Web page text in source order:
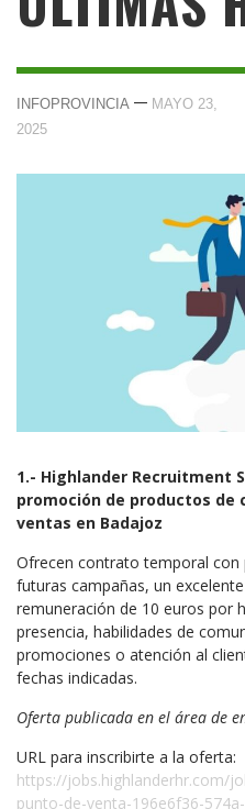
INFOPROVINCIA — MAYO 23,
2025
1.- Highlander Recruitment
promoción de productos de
ventas en Badajoz
Ofrecen contrato temporal con
futuras campañas, un
remuneración de 10 euros por
presencia, habilidades de
promociones o atención al
fechas indicadas.
Oferta publicada en el área de
URL para inscribirte a la oferta:
https://jobs.highlanderhr.com/
punto-de-venta-196e6f36-